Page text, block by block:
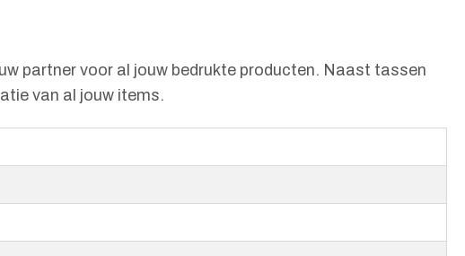
partner voor al jouw bedrukte producten. Naast tassen
van al jouw items.